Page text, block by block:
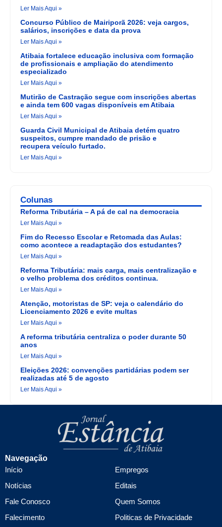
Ler Mais Aqui »
Concurso Público de Mairiporã 2026: veja cargos,
salários, inscrições e data da prova
Ler Mais Aqui »
Atibaia fortalece educação inclusiva com formação
de profissionais e ampliação do atendimento
especializado
Ler Mais Aqui »
Mutirão de Castração segue com inscrições abertas
e ainda tem 600 vagas disponíveis em Atibaia
Ler Mais Aqui »
Guarda Civil Municipal de Atibaia detém quatro
suspeitos, cumpre mandado de prisão e
recupera veículo furtado.
Ler Mais Aqui »
Colunas
Reforma Tributária – A pá de cal na democracia
Ler Mais Aqui »
Fim do Recesso Escolar e Retomada das Aulas:
como acontece a readaptação dos estudantes?
Ler Mais Aqui »
Reforma Tributária: mais carga, mais centralização e
o velho problema dos créditos continua.
Ler Mais Aqui »
Atenção, motoristas de SP: veja o calendário do
Licenciamento 2026 e evite multas
Ler Mais Aqui »
A reforma tributária centraliza o poder durante 50
anos
Ler Mais Aqui »
Eleições 2026: convenções partidárias podem ser
realizadas até 5 de agosto
Ler Mais Aqui »
Navegação
Início
Notícias
Fale Conosco
Falecimento
Empregos
Editais
Quem Somos
Politicas de Privacidade